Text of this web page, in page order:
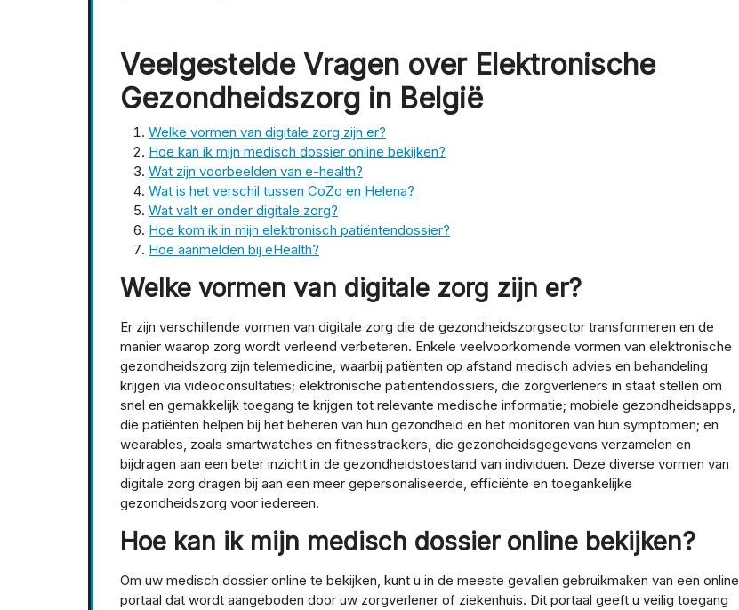
Veelgestelde Vragen over Elektronische
Gezondheidszorg in België
Welke vormen van digitale zorg zijn er?
Hoe kan ik mijn medisch dossier online bekijken?
Wat zijn voorbeelden van e-health?
Wat is het verschil tussen CoZo en Helena?
Wat valt er onder digitale zorg?
Hoe kom ik in mijn elektronisch patiëntendossier?
Hoe aanmelden bij eHealth?
Welke vormen van digitale zorg zijn er?
Er zijn verschillende vormen van digitale zorg die de gezondheidszorgsector transformeren en de
manier waarop zorg wordt verleend verbeteren. Enkele veelvoorkomende vormen van elektronische
gezondheidszorg zijn telemedicine, waarbij patiënten op afstand medisch advies en behandeling
krijgen via videoconsultaties; elektronische patiëntendossiers, die zorgverleners in staat stellen om
snel en gemakkelijk toegang te krijgen tot relevante medische informatie; mobiele gezondheidsapps,
die patiënten helpen bij het beheren van hun gezondheid en het monitoren van hun symptomen; en
wearables, zoals smartwatches en fitnesstrackers, die gezondheidsgegevens verzamelen en
bijdragen aan een beter inzicht in de gezondheidstoestand van individuen. Deze diverse vormen van
digitale zorg dragen bij aan een meer gepersonaliseerde, efficiënte en toegankelijke
gezondheidszorg voor iedereen.
Hoe kan ik mijn medisch dossier online bekijken?
Om uw medisch dossier online te bekijken, kunt u in de meeste gevallen gebruikmaken van een online
portaal dat wordt aangeboden door uw zorgverlener of ziekenhuis. Dit portaal geeft u veilig toegang